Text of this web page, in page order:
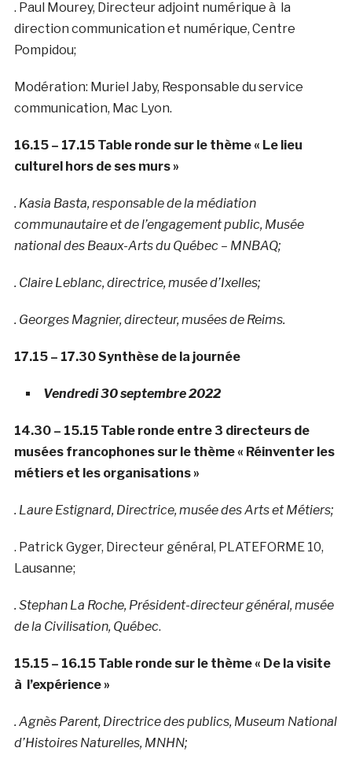
. Paul Mourey, Directeur adjoint numérique à la
direction communication et numérique, Centre
Pompidou;
Modération: Muriel Jaby, Responsable du service
communication, Mac Lyon.
16.15 – 17.15 Table ronde sur le thème « Le lieu
culturel hors de ses murs »
. Kasia Basta, responsable de la médiation
communautaire et de l’engagement public, Musée
national des Beaux-Arts du Québec – MNBAQ;
. Claire Leblanc, directrice, musée d’Ixelles;
. Georges Magnier, directeur, musées de Reims.
17.15 – 17.30 Synthèse de la journée
Vendredi 30 septembre 2022
14.30 – 15.15 Table ronde entre 3 directeurs de
musées francophones sur le thème « Réinventer les
métiers et les organisations »
. Laure Estignard, Directrice, musée des Arts et Métiers;
. Patrick Gyger, Directeur général, PLATEFORME 10,
Lausanne;
. Stephan La Roche, Président-directeur général, musée
de la Civilisation, Québec.
15.15 – 16.15 Table ronde sur le thème « De la visite
à l’expérience »
. Agnès Parent, Directrice des publics, Museum National
d’Histoires Naturelles, MNHN;